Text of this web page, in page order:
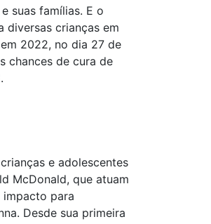
suas famílias. E o
diversas crianças em
2022, no dia 27 de
chances de cura de
e adolescentes
McDonald, que atuam
impacto para
Desde sua primeira